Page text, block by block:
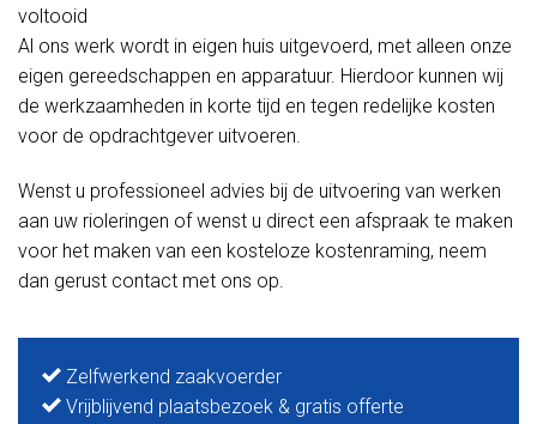
voltooid
Al ons werk wordt in eigen huis uitgevoerd, met alleen onze
eigen gereedschappen en apparatuur. Hierdoor kunnen wij
de werkzaamheden in korte tijd en tegen redelijke kosten
voor de opdrachtgever uitvoeren.
Wenst u professioneel advies bij de uitvoering van werken
aan uw rioleringen of wenst u direct een afspraak te maken
voor het maken van een kosteloze kostenraming, neem
dan gerust contact met ons op.
Zelfwerkend zaakvoerder
Vrijblijvend plaatsbezoek & gratis offerte